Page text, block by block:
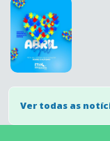
Ver todas as